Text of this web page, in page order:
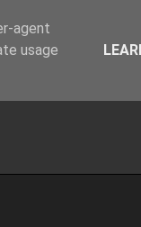
agent
usage